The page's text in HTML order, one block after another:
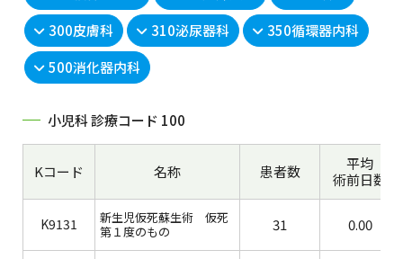
300皮膚科
310泌尿器科
350循環器内科
500消化器内科
小児科 診療コード 100
Kコード 名称 患者数
平均
術前日数
K9131
新生児仮死蘇生術 仮死
第１度のもの
31 0.00